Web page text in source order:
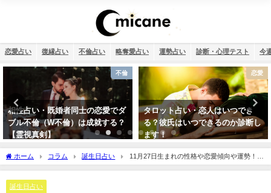
恋愛占い 復縁占い 不倫占い 略奪愛占い 運勢占い 診断・心理テスト 今
恋愛
タロット占い・恋人はいつでき
る？彼氏はいつできるのか診断し
ます！
復縁
タロット占い・元彼の今の私に対
する気持ちは？どう思ってる？
ホーム コラム 誕生日占い
11月27日生まれの性格や恋愛傾向や運勢！有
名人や誕生花など完全紹介！【誕生日占い】
誕生日占い